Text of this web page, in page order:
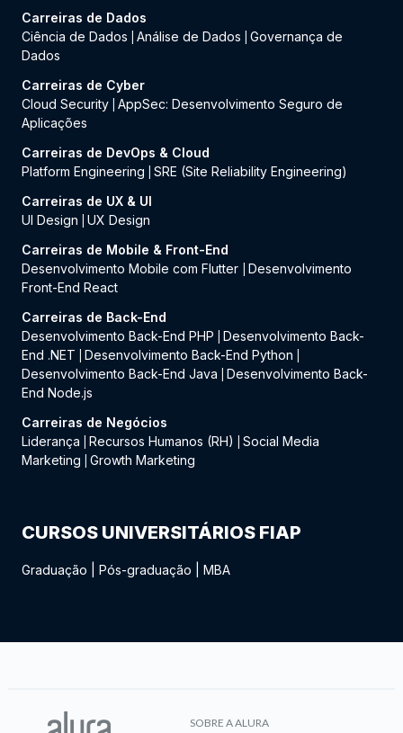
Carreiras de Dados
Ciência de Dados
Análise de Dados
Governança de
Dados
Carreiras de Cyber
Cloud Security AppSec: Desenvolvimento Seguro de
Aplicações
Carreiras de DevOps & Cloud
Platform Engineering
SRE (Site Reliability Engineering)
Carreiras de UX & UI
UI Design
UX Design
Carreiras de Mobile & Front-End
Desenvolvimento Mobile com Flutter
Desenvolvimento
Front-End React
Carreiras de Back-End
Desenvolvimento Back-End PHP
Desenvolvimento Back-
End .NET
Desenvolvimento Back-End Python
Desenvolvimento Back-End Java
Desenvolvimento Back-
End Node.js
Carreiras de Negócios
Liderança
Recursos Humanos (RH)
Social Media
Marketing
Growth Marketing
CURSOS UNIVERSITÁRIOS FIAP
Graduação Pós-graduação MBA
SOBRE A ALURA